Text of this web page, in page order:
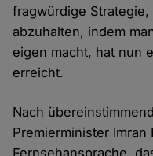
fragwürdige
abzuhalten, indem
eigen macht, hat nun
erreicht.
Nach
Premierminister Imran